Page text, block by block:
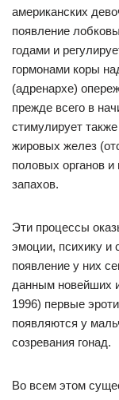
американских
появление
годами и
гормонами коры
(адренархе)
прежде всего в
стимулирует
жировых желез
половых органов
запахов.
Эти процессы
эмоции, психику и
появление у них
данным новейших
1996) первые
появляются у
созревания гонад.
Во всем этом